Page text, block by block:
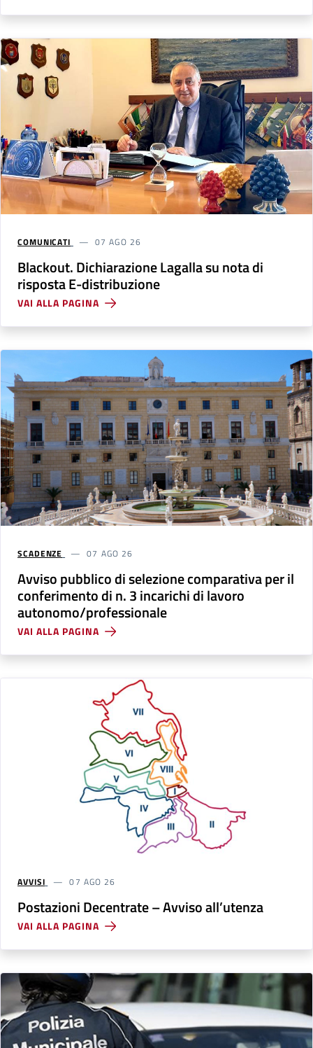
COMUNICATI 07 AGO 26
Blackout. Dichiarazione Lagalla su nota di
risposta E-distribuzione
VAI ALLA PAGINA
SCADENZE 07 AGO 26
Avviso pubblico di selezione comparativa per il
conferimento di n. 3 incarichi di lavoro
autonomo/professionale
VAI ALLA PAGINA
AVVISI 07 AGO 26
Postazioni Decentrate – Avviso all’utenza
VAI ALLA PAGINA